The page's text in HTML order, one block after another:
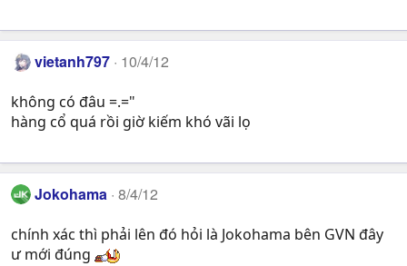
vietanh797 10/4/12
không có đâu =.="
hàng cổ quá rồi giờ kiếm khó vãi lọ
Jokohama 8/4/12
chính xác thì phải lên đó hỏi là Jokohama bên GVN đây
ư mới đúng